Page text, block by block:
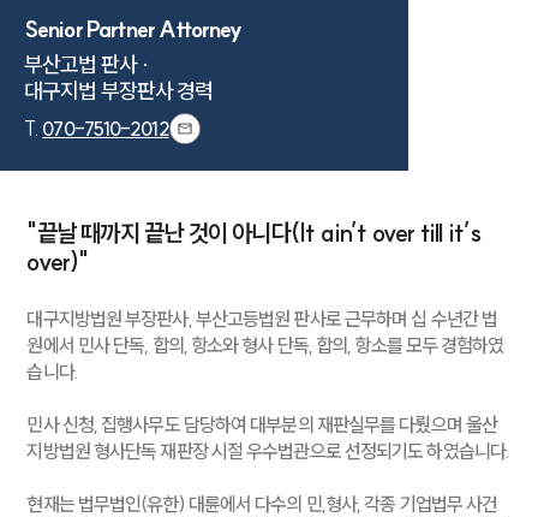
Senior Partner Attorney
부산고법 판사 ·
대구지법 부장판사 경력
T. 070-7510-2012
"끝날 때까지 끝난 것이 아니다(It ain’t over till it’s
over)"
대구지방법원 부장판사, 부산고등법원 판사로 근무하며 십 수년간 법
원에서 민사 단독, 합의, 항소와 형사 단독, 합의, 항소를 모두 경험하였
습니다.
민사 신청, 집행사무도 담당하여 대부분의 재판실무를 다뤘으며 울산
지방법원 형사단독 재판장 시절 우수법관으로 선정되기도 하였습니다.
현재는 법무법인(유한) 대륜에서 다수의 민,형사, 각종 기업법무 사건